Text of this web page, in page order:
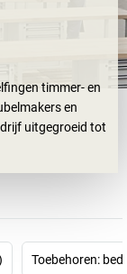
timmer- en
en
uitgegroeid tot
van
kwaliteit betekent
en door een tot
Toebehoren: